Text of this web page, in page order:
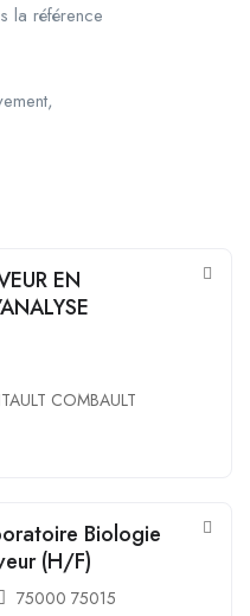
la référence
EN
COMBAULT
Biologie
(H/F)
75000 75015